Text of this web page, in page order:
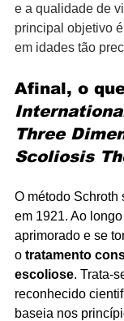
e a qualidade de
principal objetivo
em idades tão
Afinal, o
Three
Scoliosis
O método Schroth
em 1921. Ao
aprimorado e se
o tratamento
escoliose. Trata-
reconhecido
baseia nos